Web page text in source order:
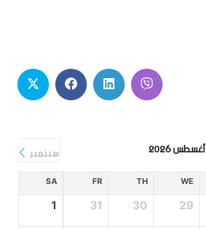
أغسطس 2026 سبتمبر
WE
TH
FR
SA
29
30
31
1